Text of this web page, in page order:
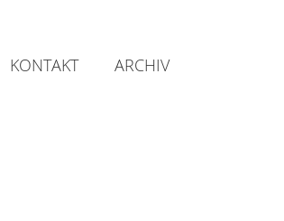
KONTAKT ARCHIV